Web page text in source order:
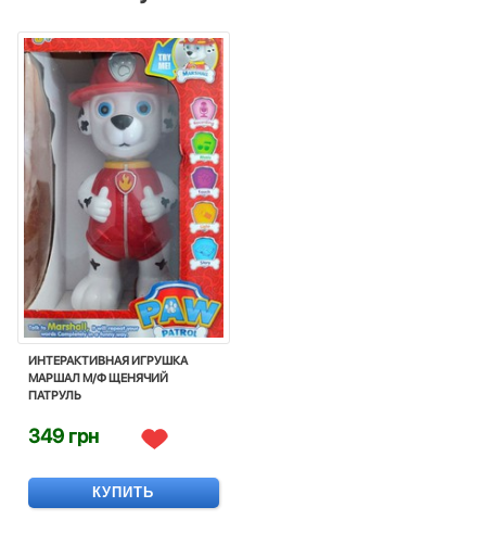
ИНТЕРАКТИВНАЯ ИГРУШКА
МАРШАЛ М/Ф ЩЕНЯЧИЙ
ПАТРУЛЬ
349 грн
КУПИТЬ